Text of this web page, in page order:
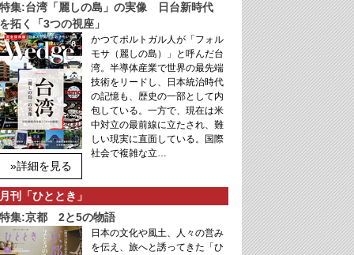
特集:台湾「麗しの島」の実像 日台新時代
を拓く「3つの視座」
»詳細を見る
かつてポルトガル人が「フォル
モサ（麗しの島）」と呼んだ台
湾。半導体産業で世界の最先端
技術をリードし、日本統治時代
の記憶も、歴史の一部として内
包している。一方で、現在は米
中対立の最前線に立たされ、難
しい現実に直面している。国際
社会で複雑な立…
月刊「ひととき」
特集:京都 2と5の物語
日本の文化や風土、人々の営み
を伝え、旅へと誘ってきた「ひ